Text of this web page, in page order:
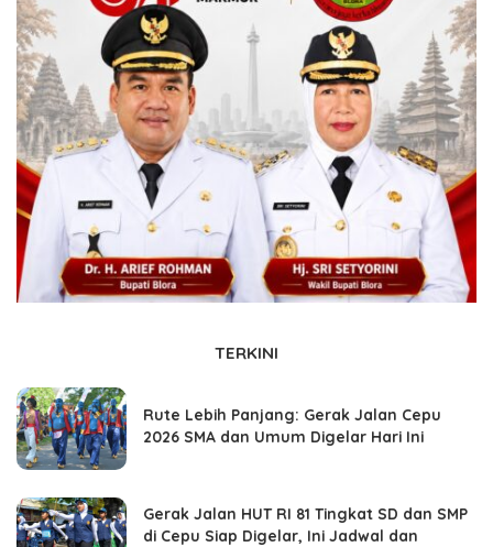
TERKINI
Rute Lebih Panjang: Gerak Jalan Cepu
2026 SMA dan Umum Digelar Hari Ini
Gerak Jalan HUT RI 81 Tingkat SD dan SMP
di Cepu Siap Digelar, Ini Jadwal dan